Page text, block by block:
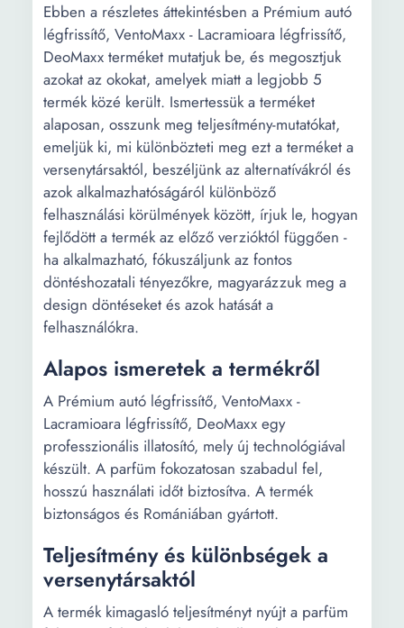
Ebben a részletes áttekintésben a Prémium autó
légfrissítő, VentoMaxx - Lacramioara légfrissítő,
DeoMaxx terméket mutatjuk be, és megosztjuk
azokat az okokat, amelyek miatt a legjobb 5
termék közé került. Ismertessük a terméket
alaposan, osszunk meg teljesítmény-mutatókat,
emeljük ki, mi különbözteti meg ezt a terméket a
versenytársaktól, beszéljünk az alternatívákról és
azok alkalmazhatóságáról különböző
felhasználási körülmények között, írjuk le, hogyan
fejlődött a termék az előző verzióktól függően -
ha alkalmazható, fókuszáljunk az fontos
döntéshozatali tényezőkre, magyarázzuk meg a
design döntéseket és azok hatását a
felhasználókra.
Alapos ismeretek a termékről
A Prémium autó légfrissítő, VentoMaxx -
Lacramioara légfrissítő, DeoMaxx egy
professzionális illatosító, mely új technológiával
készült. A parfüm fokozatosan szabadul fel,
hosszú használati időt biztosítva. A termék
biztonságos és Romániában gyártott.
Teljesítmény és különbségek a
versenytársaktól
A termék kimagasló teljesítményt nyújt a parfüm